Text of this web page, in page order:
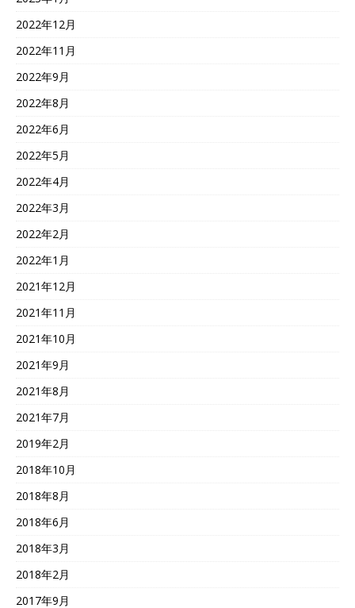
2022年12月
2022年11月
2022年9月
2022年8月
2022年6月
2022年5月
2022年4月
2022年3月
2022年2月
2022年1月
2021年12月
2021年11月
2021年10月
2021年9月
2021年8月
2021年7月
2019年2月
2018年10月
2018年8月
2018年6月
2018年3月
2018年2月
2017年9月